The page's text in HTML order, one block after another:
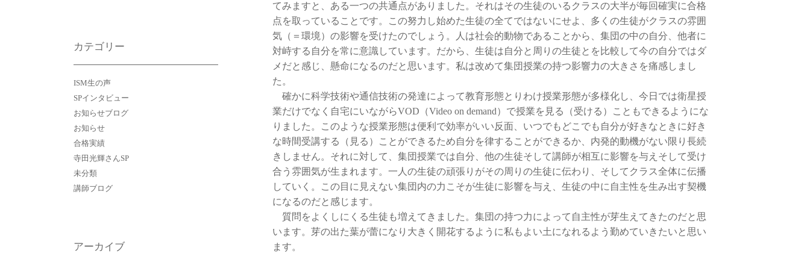
てみますと、ある一つの共通点がありました。それはその生徒のいるクラスの大半が毎回確実に合格
点を取っていることです。この努力し始めた生徒の全てではないにせよ、多くの生徒がクラスの雰囲
気（＝環境）の影響を受けたのでしょう。人は社会的動物であることから、集団の中の自分、他者に
対峙する自分を常に意識しています。だから、生徒は自分と周りの生徒とを比較して今の自分ではダ
メだと感じ、懸命になるのだと思います。私は改めて集団授業の持つ影響力の大きさを痛感しまし
た。
確かに科学技術や通信技術の発達によって教育形態とりわけ授業形態が多様化し、今日では衛星授
業だけでなく自宅にいながらVOD（Video on demand）で授業を見る（受ける）こともできるようにな
りました。このような授業形態は便利で効率がいい反面、いつでもどこでも自分が好きなときに好き
な時間受講する（見る）ことができるため自分を律することができるか、内発的動機がない限り長続
きしません。それに対して、集団授業では自分、他の生徒そして講師が相互に影響を与えそして受け
合う雰囲気が生まれます。一人の生徒の頑張りがその周りの生徒に伝わり、そしてクラス全体に伝播
していく。この目に見えない集団内の力こそが生徒に影響を与え、生徒の中に自主性を生み出す契機
になるのだと感じます。
質問をよくしにくる生徒も増えてきました。集団の持つ力によって自主性が芽生えてきたのだと思
います。芽の出た葉が蕾になり大きく開花するように私もよい土になれるよう勤めていきたいと思い
ます。
カテゴリー
ISM生の声
SPインタビュー
お知らせブログ
お知らせ
合格実績
寺田光輝さんSP
未分類
講師ブログ
アーカイブ